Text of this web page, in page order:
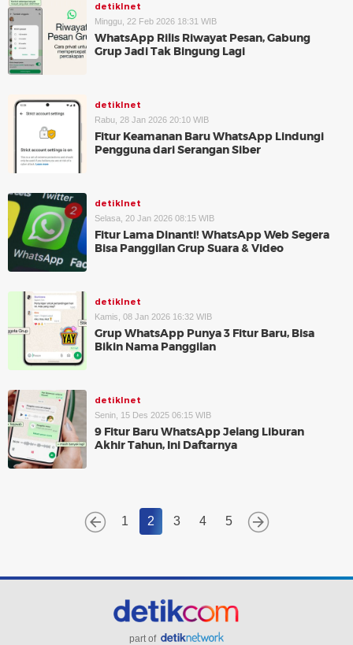
detikInet
Minggu, 22 Feb 2026 18:31 WIB
WhatsApp Rilis Riwayat Pesan, Gabung
Grup Jadi Tak Bingung Lagi
detikInet
Rabu, 28 Jan 2026 20:10 WIB
Fitur Keamanan Baru WhatsApp Lindungi
Pengguna dari Serangan Siber
detikInet
Selasa, 20 Jan 2026 08:15 WIB
Fitur Lama Dinanti! WhatsApp Web Segera
Bisa Panggilan Grup Suara & Video
detikInet
Kamis, 08 Jan 2026 16:32 WIB
Grup WhatsApp Punya 3 Fitur Baru, Bisa
Bikin Nama Panggilan
detikInet
Senin, 15 Des 2025 06:15 WIB
9 Fitur Baru WhatsApp Jelang Liburan
Akhir Tahun, Ini Daftarnya
1 2 3 4 5
part of